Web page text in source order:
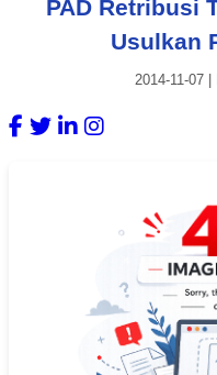
PAD Retribusi
Usulkan
2014-11-07|